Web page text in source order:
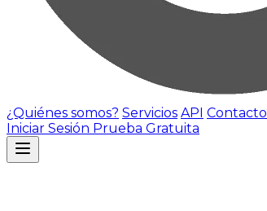
¿Quiénes somos? Servicios API Contacto
Iniciar Sesión Prueba Gratuita